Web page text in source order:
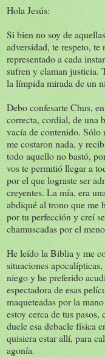
Hola Jesús:
Si bien no soy de
adversidad, te respeto,
representado a cada
sufren y claman justicia.
la límpida mirada de un
Debo confesarte Chus,
correcta, cordial, de una
vacía de contenido. Sólo
me costaron nada, y
todo aquello no bastó,
vos te permitió llegar a
por el que lograste ser
creyentes. La mía, era
abdiqué al trono que me
por tu perfección y creí
chamuscadas por el
He leído la Biblia y me
situaciones
niego y he preferido
espectadora de esas
maqueteadas por la
estoy cerca de tus
duele esa debacle física
quisiera estar allí, para
agonía.